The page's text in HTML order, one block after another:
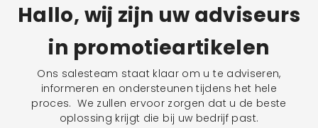
Hallo, wij zijn uw adviseurs
in promotieartikelen
Ons salesteam staat klaar om u te adviseren,
informeren en ondersteunen tijdens het hele
proces. We zullen ervoor zorgen dat u de beste
oplossing krijgt die bij uw bedrijf past.